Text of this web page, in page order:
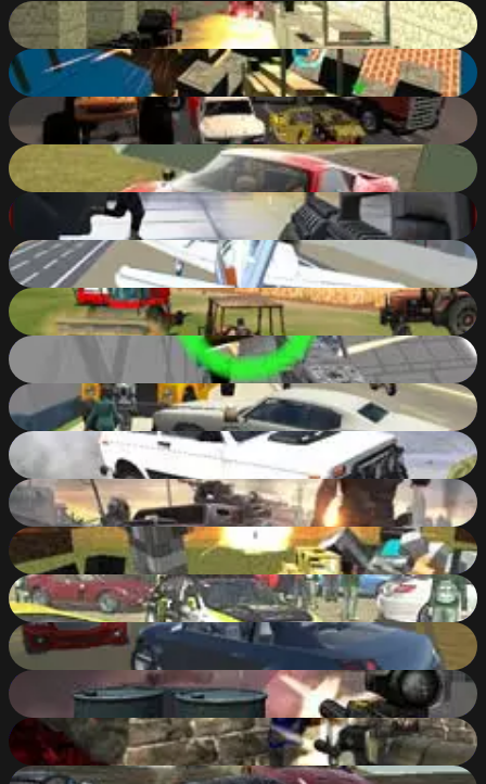
Pixel Warfare
38%
Pixel Warfare 5
86 %
City Rider 3D
%
Madalin Stunt Cars 2
%
Bullet Force Multiplayer
88
%
Free Flight Sim
%
The Farmer 3D
84%
Pixel Warfare 3: Youtubers
86 %
Cars Thief
83
%
Scrap Metal 3: Infernal Trap
87%
Crossout
74%
Pixel Warfare 4 WebGL
86%
Scrap Metal 2
85%
Offroader V5
85
%
War Of Soldiers
60
%
Army Force Strike
81%
Scrap Metal